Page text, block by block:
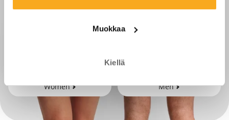
Muokkaa
Kiellä
Women Men